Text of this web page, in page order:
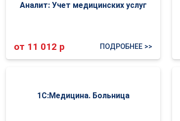
Аналит: Учет медицинских услуг
от 11 012 р ПОДРОБНЕЕ >>
1С:Медицина. Больница